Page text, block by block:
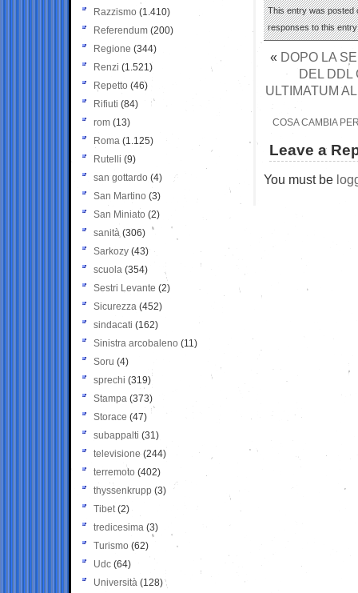
This entry was posted
responses to this
« DOPO LA
DEL DDL
ULTIMATUM
COSA CAMBIA
Leave a
You must be
Razzismo (1.410)
Referendum (200)
Regione (344)
Renzi (1.521)
Repetto (46)
Rifiuti (84)
rom (13)
Roma (1.125)
Rutelli (9)
san gottardo (4)
San Martino (3)
San Miniato (2)
sanità (306)
Sarkozy (43)
scuola (354)
Sestri Levante (2)
Sicurezza (452)
sindacati (162)
Sinistra arcobaleno (11)
Soru (4)
sprechi (319)
Stampa (373)
Storace (47)
subappalti (31)
televisione(244)
terremoto (402)
thyssenkrupp (3)
Tibet(2)
tredicesima (3)
Turismo (62)
Udc (64)
Università (128)